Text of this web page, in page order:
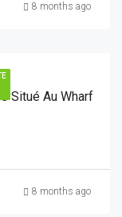
8 months ago
Situé Au Wharf
8 months ago